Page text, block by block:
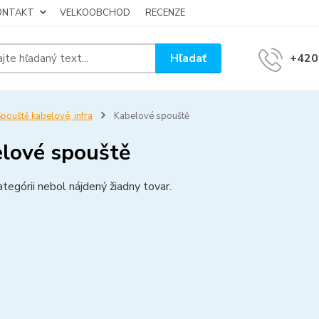
VELKOOBCHOD RECENZE
Hľadať
kabelové, infra Kabelové spouště
spouště
nebol nájdený žiadny tovar.